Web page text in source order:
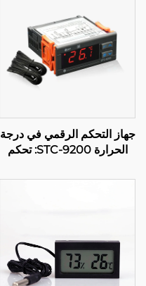
جهاز التحكم الرقمي في درجة
الحرارة STC-9200: تحكم
درجة الحرارة للتطبيقات